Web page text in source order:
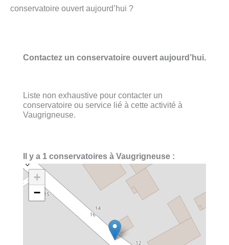
conservatoire ouvert aujourd’hui ?
Contactez un conservatoire ouvert aujourd’hui.
Liste non exhaustive pour contacter un
conservatoire ou service lié à cette activité à
Vaugrigneuse.
Il y a 1 conservatoires à Vaugrigneuse :
+
−